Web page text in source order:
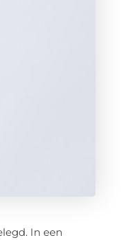
In een